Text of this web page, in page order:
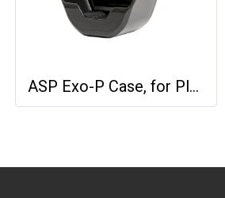
ASP Exo-P Case, for Plus Cuffs